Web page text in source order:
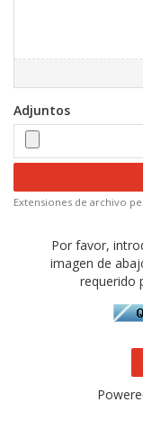
Adjuntos
Extensiones de archivo
Por favor,
imagen de
requerido